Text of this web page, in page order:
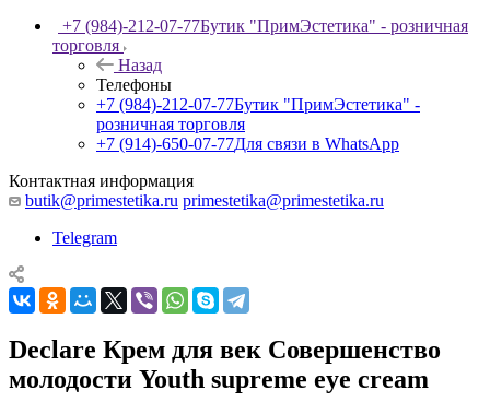
+7 (984)-212-07-77Бутик "ПримЭстетика" - розничная
торговля
Назад
Телефоны
+7 (984)-212-07-77Бутик "ПримЭстетика" -
розничная торговля
+7 (914)-650-07-77Для связи в WhatsApp
Контактная информация
butik@primestetika.ru primestetika@primestetika.ru
Telegram
Declare Крем для век Совершенство
молодости Youth supreme eye cream